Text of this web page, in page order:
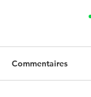
Commentaires